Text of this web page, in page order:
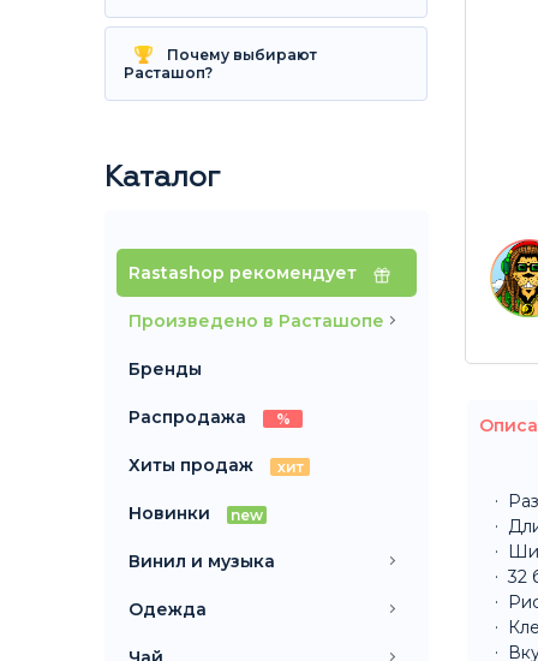
Почему выбирают
Расташоп?
Каталог
Rastashop рекомендует
Произведено в Расташопе
Бренды
Распродажа %
Хиты продаж хит
Новинки new
Винил и музыка
Одежда
32